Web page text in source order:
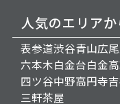
人気のエリア
表参道渋谷青山広尾
六本木白金台白金
四ツ谷中野高円寺
三軒茶屋